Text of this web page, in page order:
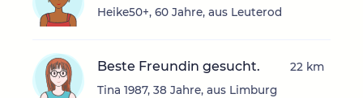
Heike50+, 60 Jahre, aus Leuterod
Beste Freundin gesucht.
Tina 1987, 38 Jahre, aus Limburg
22 km